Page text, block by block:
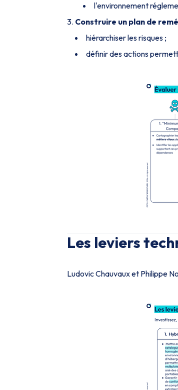
l'environnement
Construire un plan de
hiérarchiser les risques ;
définir des actions
Les leviers
Ludovic Chauvaux et Philippe